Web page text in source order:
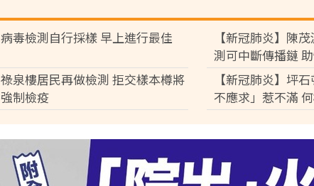
病毒檢測自行採樣 早上進行最佳
【新冠肺炎】陳
測可中斷傳播鏈
祿泉樓居民再做檢測 拒交樣本樽將
強制檢疫
【新冠肺炎】坪
不應求」惹不滿
心堵防疫漏洞